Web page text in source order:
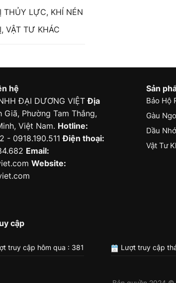
THỦY LỰC, KHÍ NÉN
VẬT TƯ KHÁC
hệ
ĐẠI DƯƠNG VIỆTĐịa
Giã, Phường Tam Thắng,
Việt Nam. Hotline:
- 0918.190.511Điện thoại:
Email:
Website:
Sản
Bảo Hộ
Gàu
Dầu
Vật Tư
cập
truy cập hôm qua : 381 Lượt truy cập